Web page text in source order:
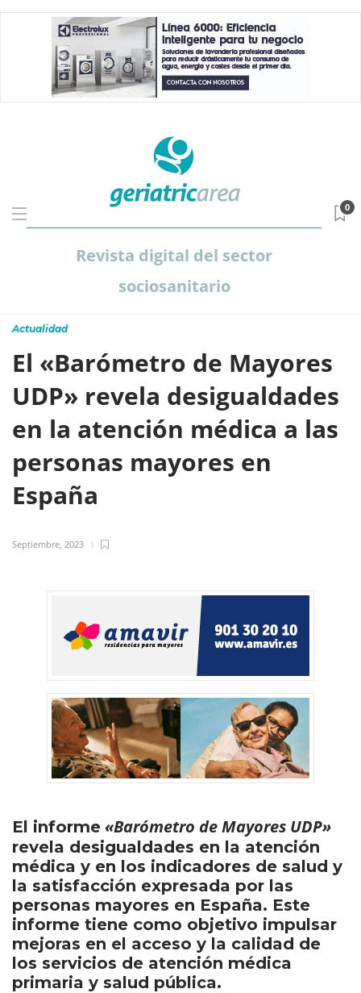
Revista digital del sector
sociosanitario
0
Actualidad
El «Barómetro de Mayores
UDP» revela desigualdades
en la atención médica a las
personas mayores en
España
Septiembre, 2023
El informe «Barómetro de Mayores UDP»
revela desigualdades en la atención
médica y en los indicadores de salud y
la satisfacción expresada por las
personas mayores en España. Este
informe tiene como objetivo impulsar
mejoras en el acceso y la calidad de
los servicios de atención médica
primaria y salud pública.